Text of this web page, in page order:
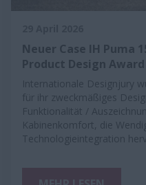
Neuer Case IH Puma
Product Design Award
Internationale Designjury
für ihr zweckmäßiges
Funktionalität /
Kabinenkomfort, die
Technologieintegration